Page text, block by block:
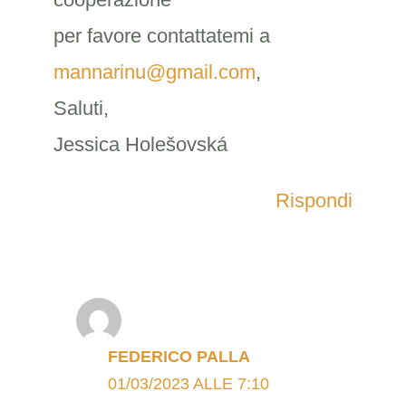
per favore contattatemi a
mannarinu@gmail.com,
Saluti,
Jessica Holešovská
Rispondi
FEDERICO PALLA
01/03/2023 ALLE 7:10